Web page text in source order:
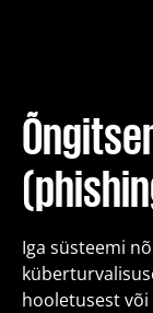
Paketid
Meist
Artiklid
Iga süsteemi
hooletusest